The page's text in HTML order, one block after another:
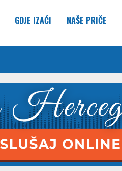
GDJE IZAĆI NAŠE PRIČE